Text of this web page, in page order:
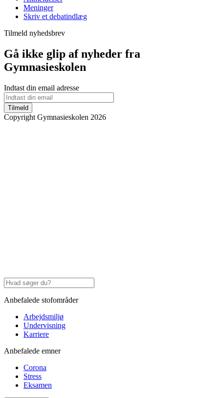
Meninger
Skriv et debatindlæg
Tilmeld nyhedsbrev
Gå ikke glip af nyheder fra
Gymnasieskolen
Indtast din email adresse
Tilmeld
Copyright Gymnasieskolen 2026
Anbefalede stofområder
Arbejdsmiljø
Undervisning
Karriere
Anbefalede emner
Corona
Stress
Eksamen